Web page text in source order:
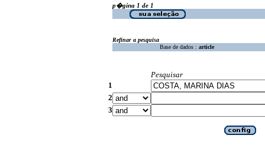
p�gina 1 de 1
Refinar a pesquisa
Base de dados : article
Pesquisar
1
2
3